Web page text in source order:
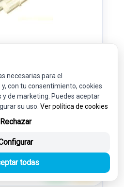
31327995
necesarias para el
con tu consentimiento, cookies
de marketing. Puedes aceptar
su uso. Ver política de cookies
Rechazar
todas